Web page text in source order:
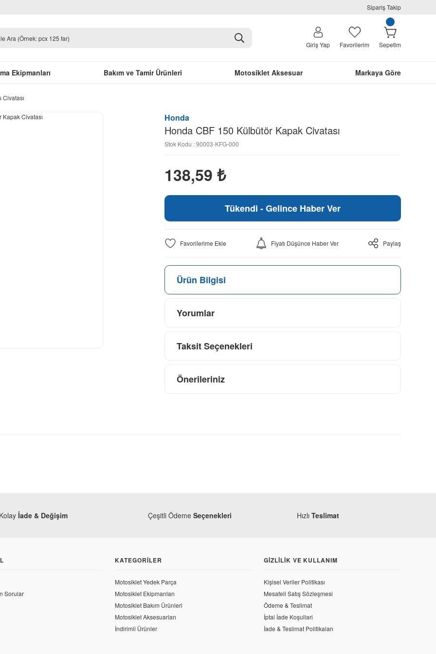
Sipariş Takip
Giriş Yap Favorilerim Sepetim
Ekipmanları Bakım ve Tamir Ürünleri Motosiklet Aksesuar Markaya Göre
Honda
Honda CBF 150 Külbütör Kapak Civatası
Stok Kodu : 90003-KFG-000
138,59 ₺
Tükendi - Gelince Haber Ver
Fiyatı Düşünce Haber Ver Paylaş
Ürün Bilgisi
Yorumlar
Taksit Seçenekleri
Önerileriniz
TÜKENDİ
150 Kilometre Teli
Honda
Honda CBF 150 Orjinal Silindir Üst Conta
Honda
471,00 TL
Kolay İade & Değişim Çeşitli Ödeme Seçenekleri Hızlı Teslimat
Sorular
KATEGORILER
Motosiklet Yedek Parça
Motosiklet Ekipmanları
Motosiklet Bakım Ürünleri
Motosiklet Aksesuarları
İndirimli Ürünler
GIZLILIK VE KULLANIM
Kişisel Veriler Politikası
Mesafeli Satış Sözleşmesi
Ödeme & Teslimat
İptal İade Koşullari
İade & Teslimat Politikaları